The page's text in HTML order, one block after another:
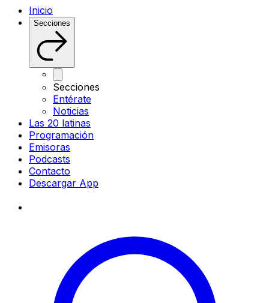
Inicio
Secciones
Secciones
Entérate
Noticias
Las 20 latinas
Programación
Emisoras
Podcasts
Contacto
Descargar App